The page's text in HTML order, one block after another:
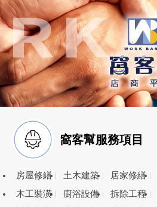
窩客幫服務項目
房屋修繕 土木建築 居家修繕
木工裝潢
廚浴設備 拆除工程